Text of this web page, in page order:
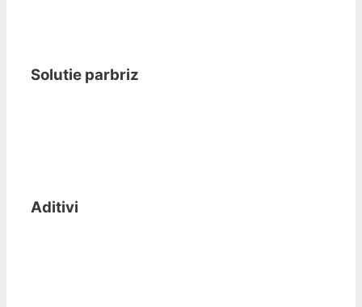
Solutie parbriz
Aditivi